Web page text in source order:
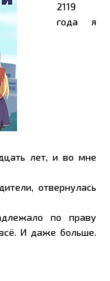
2119
года я
лет, и во мне
отвернулась
по праву
И даже больше.